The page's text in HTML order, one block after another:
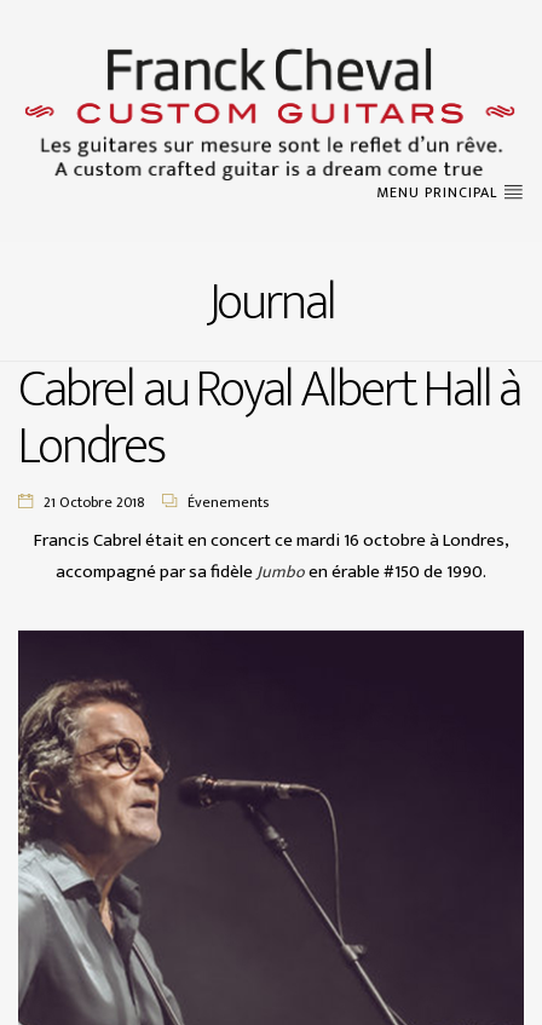
MENU PRINCIPAL
Journal
Cabrel au Royal Albert Hall à
Londres
21 Octobre 2018 Évenements
Francis Cabrel était en concert ce mardi 16 octobre à Londres,
accompagné par sa fidèleJumboen érable #150 de 1990.